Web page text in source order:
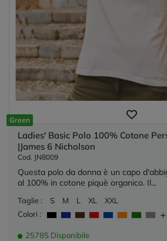
Green
Ladies' Basic Polo 100% Cotone
|James 6 Nicholson
Cod. JN8009
Questa polo da donna è un capo
al 100% in cotone piquè organico. Il...
Taglie : S M L XL
XXL
Colori :
25785 Disponibile